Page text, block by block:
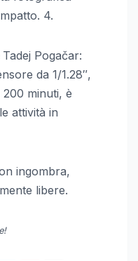
4.
Pogačar:
da 1/1.28″,
200 minuti, è
attività in
ingombra,
libere.